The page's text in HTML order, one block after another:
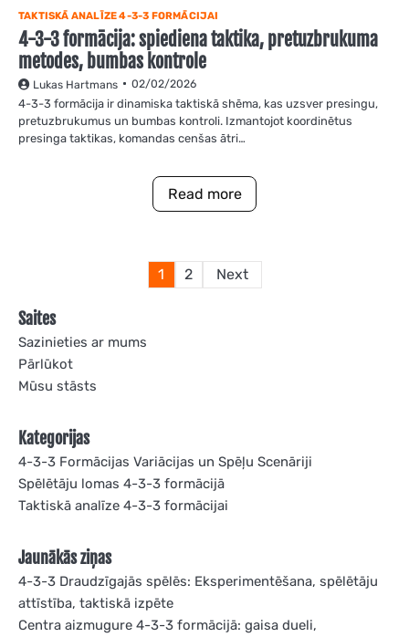
TAKTISKĀ ANALĪZE 4-3-3 FORMĀCIJAI
4-3-3 formācija: spiediena taktika, pretuzbrukuma
metodes, bumbas kontrole
Lukas Hartmans 02/02/2026
4-3-3 formācija ir dinamiska taktiskā shēma, kas uzsver presingu,
pretuzbrukumus un bumbas kontroli. Izmantojot koordinētus
presinga taktikas, komandas cenšas ātri…
Read more
Posts
1 2 Next
Saites
Sazinieties ar mums
Pārlūkot
Mūsu stāsts
Kategorijas
4-3-3 Formācijas Variācijas un Spēļu Scenāriji
Spēlētāju lomas 4-3-3 formācijā
Taktiskā analīze 4-3-3 formācijai
Jaunākās ziņas
4-3-3 Draudzīgajās spēlēs: Eksperimentēšana, spēlētāju
attīstība, taktiskā izpēte
Centra aizmugure 4-3-3 formācijā: gaisa dueli,